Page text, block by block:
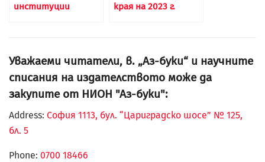
институции
края на 2023 г.
Уважаеми читатели, в. „Аз-буки“ и научните
списания на издателството може да
закупите от НИОН "Аз-буки":
Address: София 1113, бул. “Цариградско шосе” № 125,
бл. 5
Phone: 0700 18466